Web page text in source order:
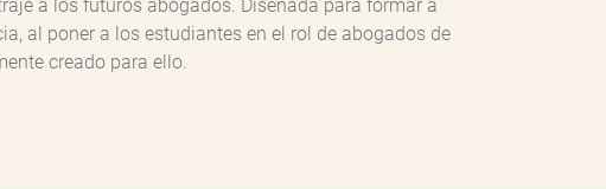
a los futuros abogados. Diseñada para formar a
al poner a los estudiantes en el rol de abogados de
creado para ello.​